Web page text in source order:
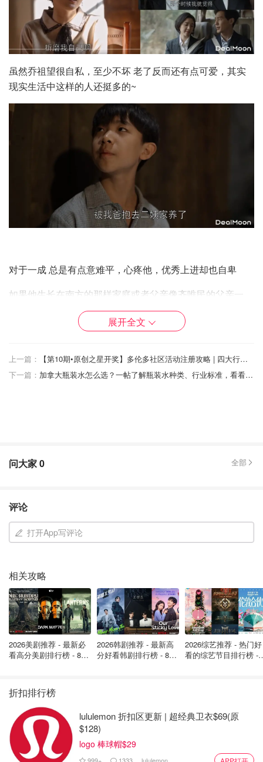
虽然乔祖望很自私，至少不坏 老了反而还有点可爱，其实
现实生活中这样的人还挺多的~
对于一成 总是有点意难平，心疼他，优秀上进却也自卑
如果他生长在南方的那样家庭或者父亲像齐唯民的父亲一
样，他应该会非常优秀~
从小就懂事 早熟 ，可能自卑对他造成的影响最大
不过好在他遇见了南方~
很喜欢剧中的文案
着，瞧瞧那太阳亮不亮呀，咱每个人心里都得有个太阳，得
有希望”
“生活总该迎着光亮，向着美好前行”
展开全文
上一篇：
【第10期•原创之星开奖】多伦多社区活动注册攻略 | 四大行成功面试经验 | 疫情期急症攻略 | 返校上课父母的心路历程！
下一篇：
加拿大瓶装水怎么选？一帖了解瓶装水种类、行业标准，看看哪种更适合你！附带高分瓶装水排行榜！
问大家0 全部
评论
打开App写评论
相关攻略
2026美剧推荐 - 最新必
看高分美剧排行榜 - 8月
2026韩剧推荐 - 最新高
分好看韩剧排行榜 - 8月
2026综艺推荐 - 热门好
看的综艺节目排行榜 -
折扣排行榜
lululemon 折扣区更新 | 超经典卫衣$69(原
$128)
logo 棒球帽$29
999+ 1333 lululemon